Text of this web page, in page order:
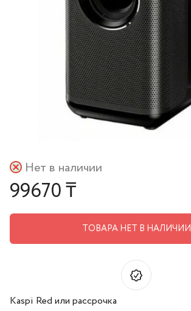
Нет в наличии
99670 ₸
ТОВАРА НЕТ В НАЛИЧИИ
Kaspi Red или рассрочка